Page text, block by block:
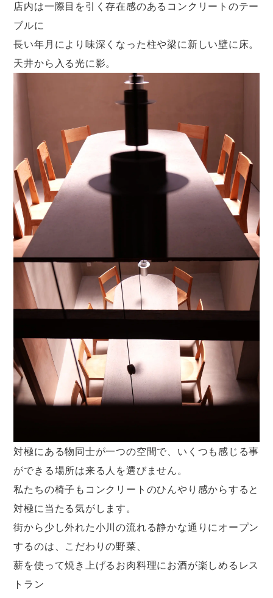
店内は一際目を引く存在感のあるコンクリートのテー
ブルに
長い年月により味深くなった柱や梁に新しい壁に床。
天井から入る光に影。
対極にある物同士が一つの空間で、いくつも感じる事
ができる場所は来る人を選びません。
私たちの椅子もコンクリートのひんやり感からすると
対極に当たる気がします。
街から少し外れた小川の流れる静かな通りにオープン
するのは、こだわりの野菜、
薪を使って焼き上げるお肉料理にお酒が楽しめるレス
トラン